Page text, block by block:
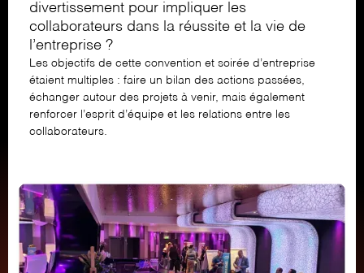
divertissement pour impliquer les
collaborateurs dans la réussite et la vie de
l’entreprise ?
Les objectifs de cette convention et soirée d’entreprise
étaient multiples : faire un bilan des actions passées,
échanger autour des projets à venir, mais également
renforcer l’esprit d’équipe et les relations entre les
collaborateurs.